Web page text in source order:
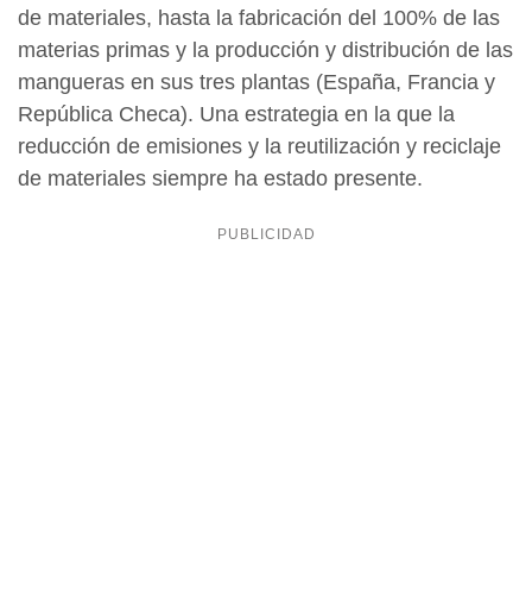
de materiales, hasta la fabricación del 100% de las
materias primas y la producción y distribución de las
mangueras en sus tres plantas (España, Francia y
República Checa). Una estrategia en la que la
reducción de emisiones y la reutilización y reciclaje
de materiales siempre ha estado presente.